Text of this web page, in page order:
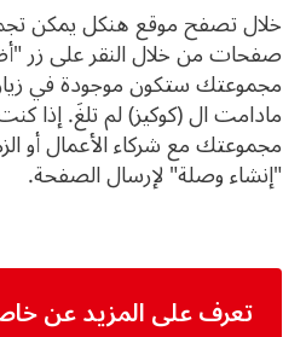
خلال تصفح موقع هنكل يمكن
صفحات من خلال النقر على زر
مجموعتك ستكون موجودة في
مادامت ال(كوكيز) لم تلغَ. إذا
مجموعتك مع شركاء الأعمال أو
"إنشاء وصلة" لإرسال الصفحة.
تعرف على المزيد عن